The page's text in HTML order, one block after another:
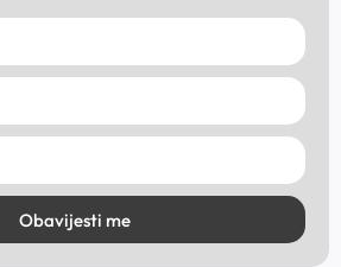
Obavijesti me